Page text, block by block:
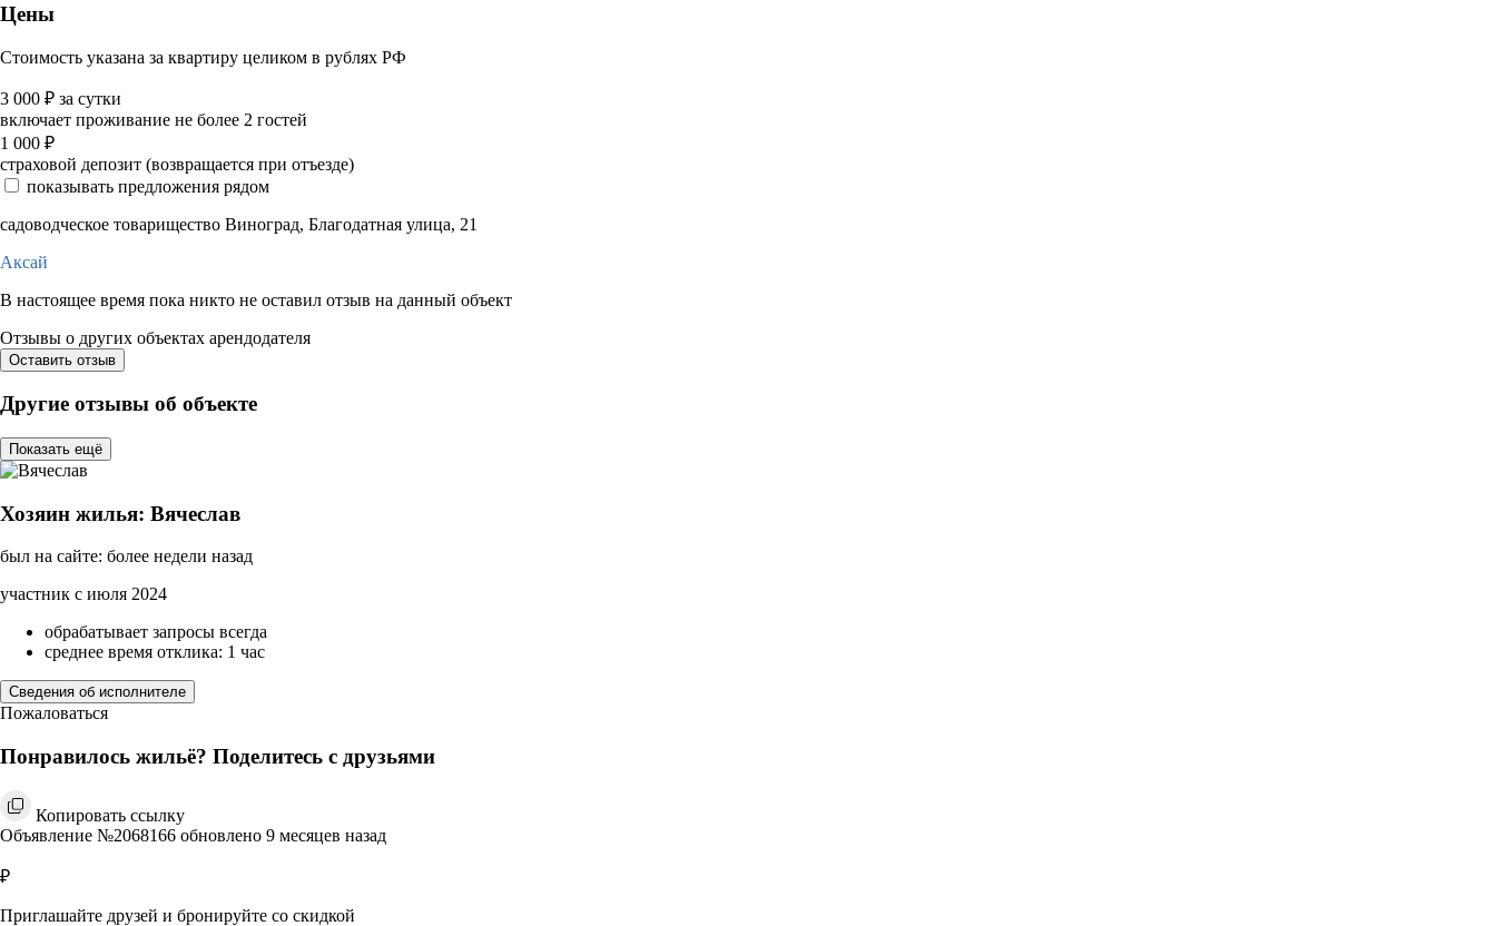
Цены
Стоимость указана за квартиру целиком в рублях РФ
3 000 ₽ за сутки
включает проживание не более 2 гостей
1 000 ₽
страховой депозит (возвращается при отъезде)
показывать предложения рядом
садоводческое товарищество Виноград, Благодатная улица, 21
Аксай
В настоящее время пока никто не оставил отзыв на данный объект
Отзывы о других объектах арендодателя
Оставить отзыв
Другие отзывы об объекте
Показать ещё
Хозяин жилья: Вячеслав
был на сайте: более недели назад
участник с июля 2024
обрабатывает запросы всегда
среднее время отклика: 1 час
Сведения об исполнителе
Пожаловаться
Понравилось жильё? Поделитесь с друзьями
Копировать ссылку
Объявление №2068166 обновлено 9 месяцев назад
₽
Приглашайте друзей и бронируйте со скидкой